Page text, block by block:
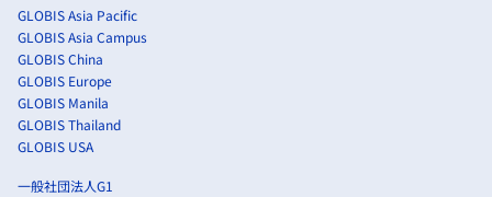
GLOBIS Asia Pacific
GLOBIS Asia Campus
GLOBIS China
GLOBIS Europe
GLOBIS Manila
GLOBIS Thailand
GLOBIS USA
一般社団法人G1